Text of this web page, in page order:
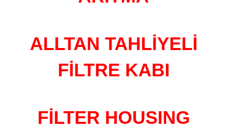
ALLTAN TAHLİYELİ
FİLTRE KABI
FİLTER HOUSING